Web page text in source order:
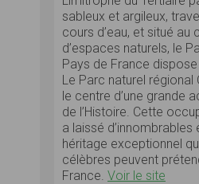
sableux et argileux,
cours d’eau, et situé au
d’espaces naturels, le
Pays de France dispose
Le Parc naturel
le centre d’une grande
de l’Histoire. Cette
a laissé
héritage exceptionnel
célèbres peuvent
France. Voir le site